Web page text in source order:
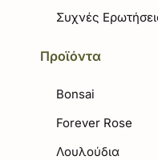
Συχνές
Προϊόντα
Bonsai
Forever Rose
Λουλούδια